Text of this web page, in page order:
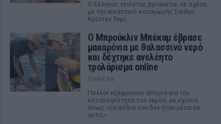
Ο Έλληνας τενίστας βρίσκεται σε σχέση
με την εικαστικό καταγωγής Σικάγο,
Κρίστεν Τομς
Ο Μπρούκλιν Μπέκαμ έβρασε
μακαρόνια με θαλασσινό νερό
και δέχτηκε ανελέητο
τρολάρισμα online
ΣΉΜΕΡΑ
Πολλοί εξέφρασαν απορία για την
καταλληλότητα του νερού, με σχόλια
όπως «τα πόδια του δεν ήταν μέσα σε
αυτό;»